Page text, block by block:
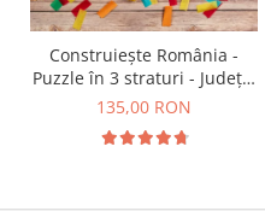
Construiește România -
Puzzle în 3 straturi - Județe,
Regiuni, Relief
135,00 RON